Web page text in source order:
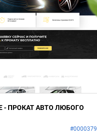
- ПРОКАТ АВТО ЛЮБОГО
#0000379